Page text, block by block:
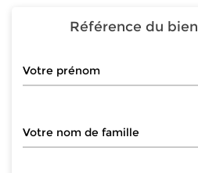
Référence du bien